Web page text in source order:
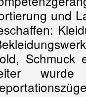
und
Schmuck